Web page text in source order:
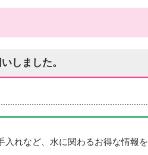
しました。
入れなど、水に関わるお得な情報を